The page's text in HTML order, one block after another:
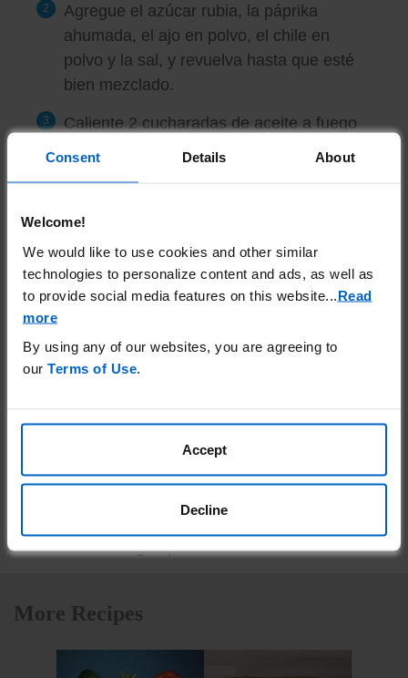
Consent Details About
Welcome!
We would like to use cookies and other similar
technologies to personalize content and ads, as well as
to provide social media features on this website...Read
more
By using any of our websites, you are agreeing to
our Terms of Use.
Accept
Decline
Agregue el azúcar rubia, la páprika
ahumada, el ajo en polvo, el chile en
polvo y la sal, y revuelva hasta que esté
bien mezclado.
Caliente 2 cucharadas de aceite a fuego
medio en una sartén grande, y fría la
Tape la sartén y deje hervir durante
aproximadamente 30 minutos, agregando
si es necesario. Revuelva de vez en
cuando.
no contengan proteína.
More Recipes